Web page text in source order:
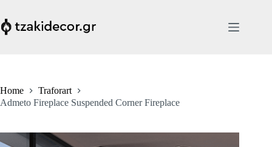
content
Home
Traforart
Admeto Fireplace Suspended Corner Fireplace